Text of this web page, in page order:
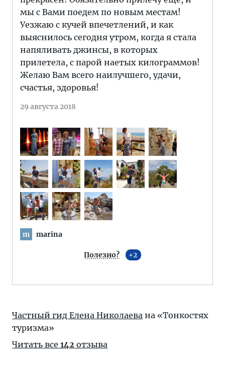
мы с Вами поедем по новым местам!
Уезжаю с кучей впечетлений, и как
выяснилось сегодня утром, когда я стала
напяливать джинсы, в которых
прилетела, с парой наетых килограммов!
Желаю Вам всего наилучшего, удачи,
счастья, здоровья!
29 августа 2018
m marina
Полезно? 2
Частный гид Елена Николаева на «Тонкостях
туризма»
Читать все 142 отзыва